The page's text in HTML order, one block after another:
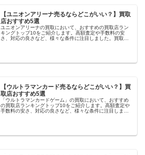
【ユニオンアリーナ売るならどこがいい？】買取
店おすすめ5選
ユニオンアリーナの買取において、おすすめの買取店ラン
キングトップ10をご紹介します。高額査定や手数料の安
さ、対応の良さなど、様々な条件に注目しました。買取店
【ウルトラマンカード売るならどこがいい？】買
取店おすすめ5選
「ウルトラマンカードゲーム」の買取において、おすすめ
の買取店ランキングトップ10をご紹介します。高額査定や
手数料の安さ、対応の良さなど、様々な条件に注目しまし